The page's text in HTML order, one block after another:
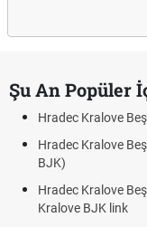
Şu An Popüler
Hradec Kralove
Hradec Kralove
BJK)
Hradec Kralove
Kralove BJK link